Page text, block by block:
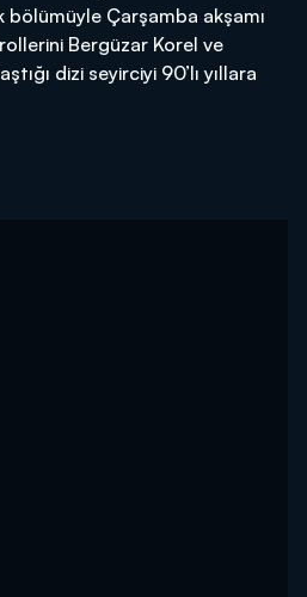
bölümüyle Çarşamba akşamı
Bergüzar Korel ve
dizi seyirciyi 90’lı yıllara